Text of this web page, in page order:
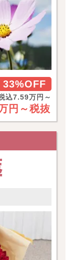
33%OFF
込7.59万円～
円～税抜